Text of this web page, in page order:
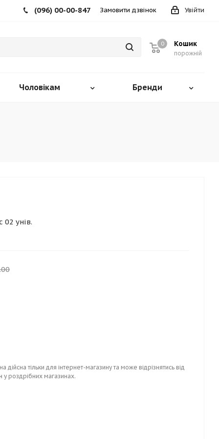
Увійти
(096) 00-00-847 Замовити дзвінок
Кошик
порожній
0
Чоловікам Бренди
унів.
дійсна тільки для інтернет-магазину та може відрізнятись від
у роздрібних магазинах.